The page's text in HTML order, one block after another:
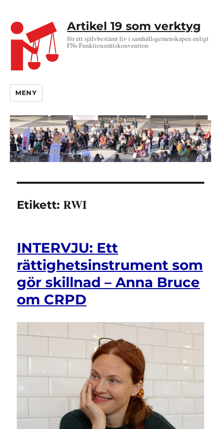
Artikel 19 som verktyg
för ett självbestämt liv i samhällsgemenskapen enligt
FNs Funktionsrättskonvention
MENY
Etikett:RWI
INTERVJU: Ett
rättighetsinstrument som
gör skillnad – Anna Bruce
om CRPD